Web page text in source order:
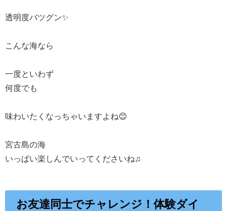
透明度バツグン✨
こんな海なら
一度といわず
何度でも
味わいたくなっちゃいますよね😊
宮古島の海
いっぱい楽しんでいってくださいね♫
お友達同士でチャレンジ！体験ダイ